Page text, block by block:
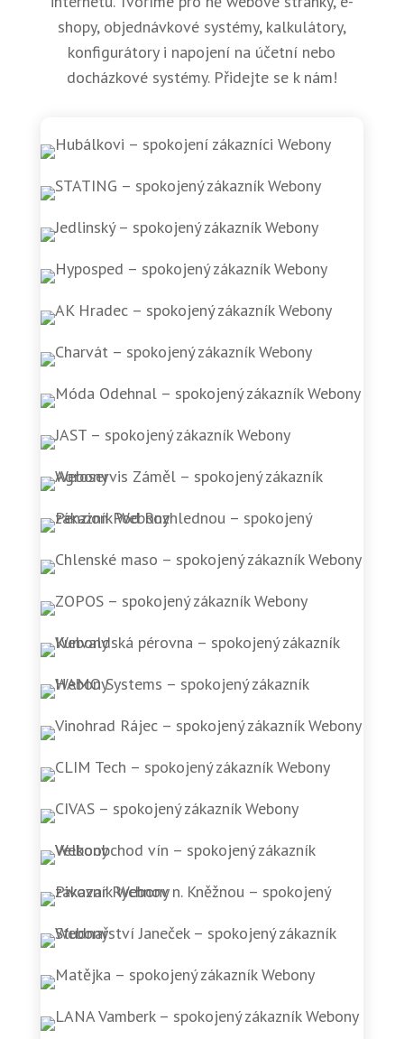
shopy, objednávkové systémy, kalkulátory,
konfigurátory i napojení na účetní nebo
docházkové systémy. Přidejte se k nám!